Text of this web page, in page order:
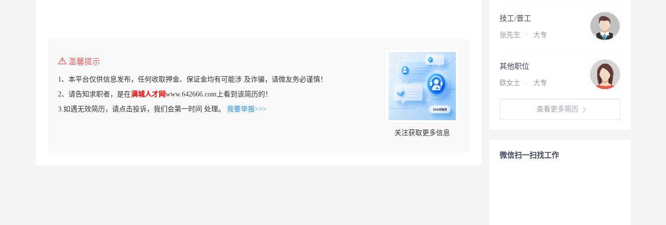
温馨提示
1、本平台仅供信息发布，任何收取押金、保证金均有可能涉 及诈骗，请微友务必谨慎！
2、请告知求职者，是在满城人才网www.642666.com上看到该简历的！
3.如遇无效简历，请点击投诉，我们会第一时间 处理。 我要举报>>>
关注获取更多信息
技工/普工
张先生 · 大专
其他职位
欧女士 · 大专
查看更多简历
微信扫一扫找工作